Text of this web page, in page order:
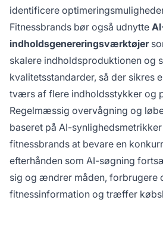
identificere
Fitnessbrands bør også udnytte
indholdsgenereringsværktøjer
skalere indholdsproduktionen og
kvalitetsstandarder, så der sikres
tværs af flere indholdsstykker og
Regelmæssig overvågning og
baseret på AI-
fitnessbrands at bevare en
efterhånden som AI-søgning
sig og ændrer måden, forbrugere
fitnessinformation og træffer